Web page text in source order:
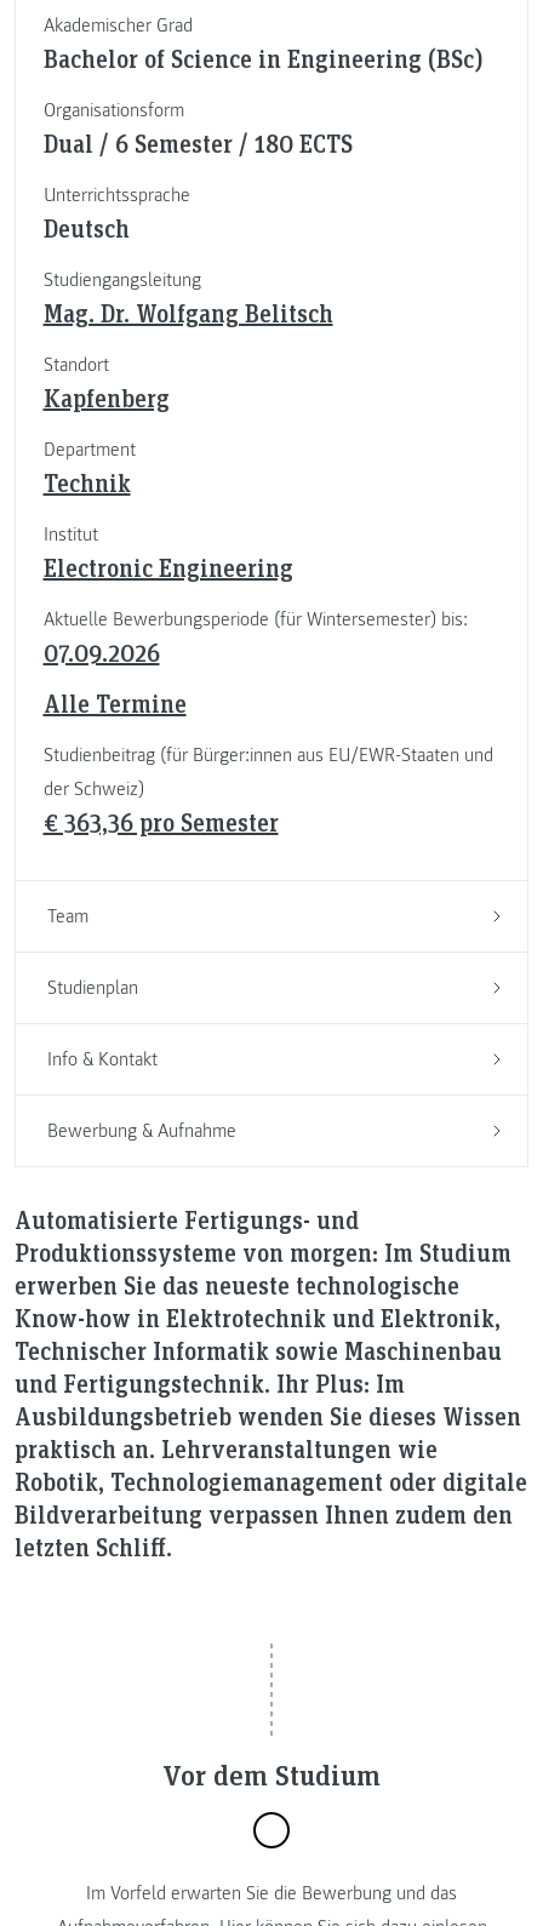
Automatisierte Fertigungs- und
Produktionssysteme von morgen: Im Studium
erwerben Sie das neueste technologische
Know-how in Elektrotechnik und Elektronik,
Technischer Informatik sowie Maschinenbau
und Fertigungstechnik. Ihr Plus: Im
Ausbildungsbetrieb wenden Sie dieses Wissen
praktisch an. Lehrveranstaltungen wie
Robotik, Technologiemanagement oder digitale
Bildverarbeitung verpassen Ihnen zudem den
letzten Schliff.
Akademischer Grad
Bachelor of Science in Engineering (BSc)
Organisationsform
Dual / 6 Semester / 180 ECTS
Unterrichtssprache
Deutsch
Studiengangsleitung
Mag. Dr. Wolfgang Belitsch
Standort
Kapfenberg
Department
Technik
Institut
Electronic Engineering
Aktuelle Bewerbungsperiode (für Wintersemester) bis:
07.09.2026
Alle Termine
Studienbeitrag (für Bürger:innen aus EU/EWR-Staaten und
der Schweiz)
€ 363,36 pro Semester
Team
Studienplan
Info & Kontakt
Bewerbung & Aufnahme
Vor dem Studium
Im Vorfeld erwarten Sie die Bewerbung und das